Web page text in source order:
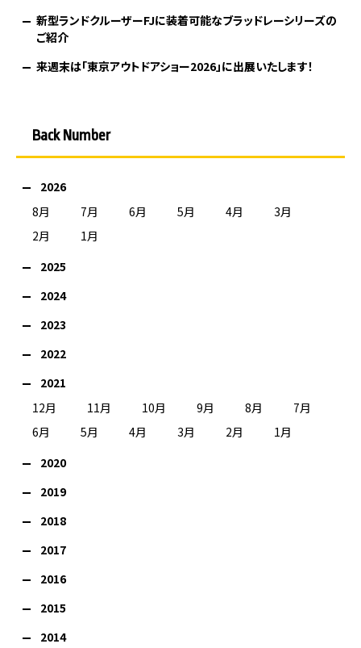
新型ランドクルーザーFJに装着可能なブラッドレーシリーズの
ご紹介
来週末は「東京アウトドアショー2026」に出展いたします！
Back Number
2026
8月
7月 6月 5月 4月
3月
2月
1月
2025
2024
2023
2022
2021
12月
11月 10月 9月 8月
7月
6月
5月 4月 3月 2月
1月
2020
2019
2018
2017
2016
2015
2014